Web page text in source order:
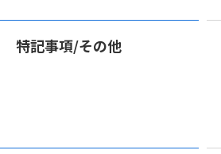
特記事項/その他